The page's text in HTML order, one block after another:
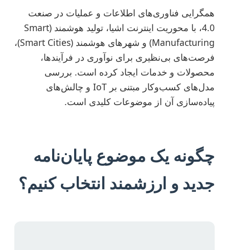
همگرایی فناوری‌های اطلاعات و عملیات در صنعت
4.0، با محوریت اینترنت اشیا، تولید هوشمند (Smart
Manufacturing) و شهرهای هوشمند (Smart Cities)،
فرصت‌های بی‌نظیری برای نوآوری در فرآیندها،
محصولات و خدمات ایجاد کرده است. بررسی
مدل‌های کسب‌وکار مبتنی بر IoT و چالش‌های
پیاده‌سازی آن از موضوعات کلیدی است.
چگونه یک موضوع پایان‌نامه
جدید و ارزشمند انتخاب کنیم؟